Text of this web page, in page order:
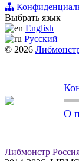
Выбрать язык
English
Русский
© 2026
О
Либмонстр